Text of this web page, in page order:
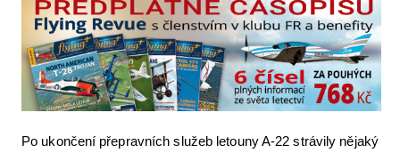
Po ukončení přepravních služeb letouny A-22 strávily nějaký